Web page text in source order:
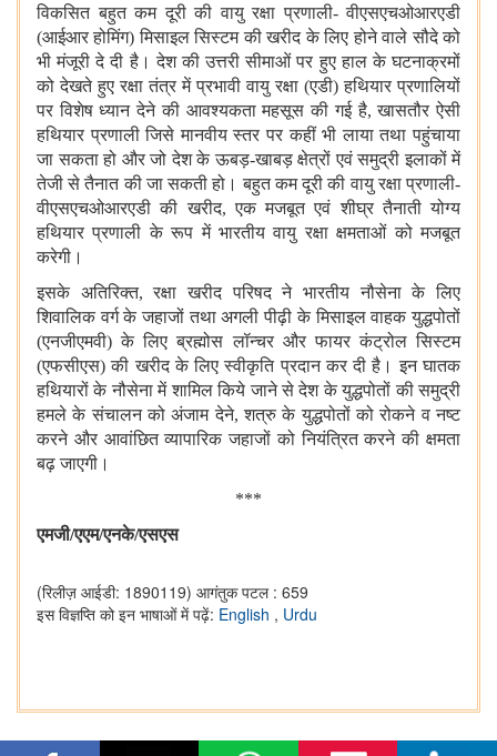
विकसित बहुत कम दूरी की वायु रक्षा प्रणाली- वीएसएचओआरएडी
(आईआर होमिंग) मिसाइल सिस्टम की खरीद के लिए होने वाले सौदे को
भी मंजूरी दे दी है। देश की उत्तरी सीमाओं पर हुए हाल के घटनाक्रमों
को देखते हुए रक्षा तंत्र में प्रभावी वायु रक्षा (एडी) हथियार प्रणालियों
पर विशेष ध्यान देने की आवश्यकता महसूस की गई है, खासतौर ऐसी
हथियार प्रणाली जिसे मानवीय स्तर पर कहीं भी लाया तथा पहुंचाया
जा सकता हो और जो देश के ऊबड़-खाबड़ क्षेत्रों एवं समुद्री इलाकों में
तेजी से तैनात की जा सकती हो। बहुत कम दूरी की वायु रक्षा प्रणाली-
वीएसएचओआरएडी की खरीद, एक मजबूत एवं शीघ्र तैनाती योग्य
हथियार प्रणाली के रूप में भारतीय वायु रक्षा क्षमताओं को मजबूत
करेगी।
इसके अतिरिक्त, रक्षा खरीद परिषद ने भारतीय नौसेना के लिए
शिवालिक वर्ग के जहाजों तथा अगली पीढ़ी के मिसाइल वाहक युद्धपोतों
(एनजीएमवी) के लिए ब्रह्मोस लॉन्चर और फायर कंट्रोल सिस्टम
(एफसीएस) की खरीद के लिए स्वीकृति प्रदान कर दी है। इन घातक
हथियारों के नौसेना में शामिल किये जाने से देश के युद्धपोतों की समुद्री
हमले के संचालन को अंजाम देने, शत्रु के युद्धपोतों को रोकने व नष्ट
करने और आवांछित व्यापारिक जहाजों को नियंत्रित करने की क्षमता
बढ़ जाएगी।
***
एमजी/एएम/एनके/एसएस
(रिलीज़ आईडी: 1890119) आगंतुक पटल : 659
इस विज्ञप्ति को इन भाषाओं में पढ़ें: English , Urdu